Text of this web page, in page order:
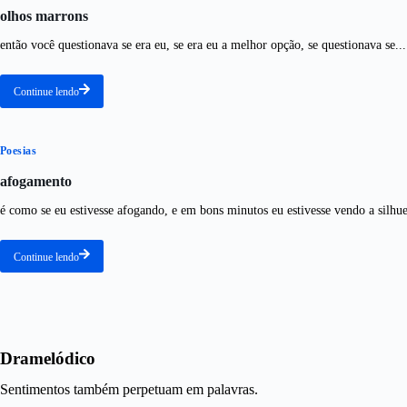
olhos marrons
então você questionava se era eu, se era eu a melhor opção, se questionava se...
Continue lendo
Poesias
afogamento
é como se eu estivesse afogando, e em bons minutos eu estivesse vendo a
Continue lendo
Dramelódico
Sentimentos também perpetuam em palavras.